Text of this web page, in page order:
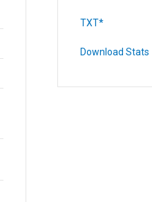
TXT*
Download Stats